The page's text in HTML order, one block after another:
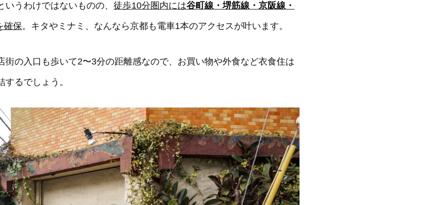
うわけではないものの、 徒歩10分圏内には谷町線・堺筋線・京阪線・
確保。キタやミナミ、なんなら京都も電車1本のアクセスが叶います。
街の入口も歩いて2〜3分の距離感なので、お買い物や外食など衣食住は
るでしょう。